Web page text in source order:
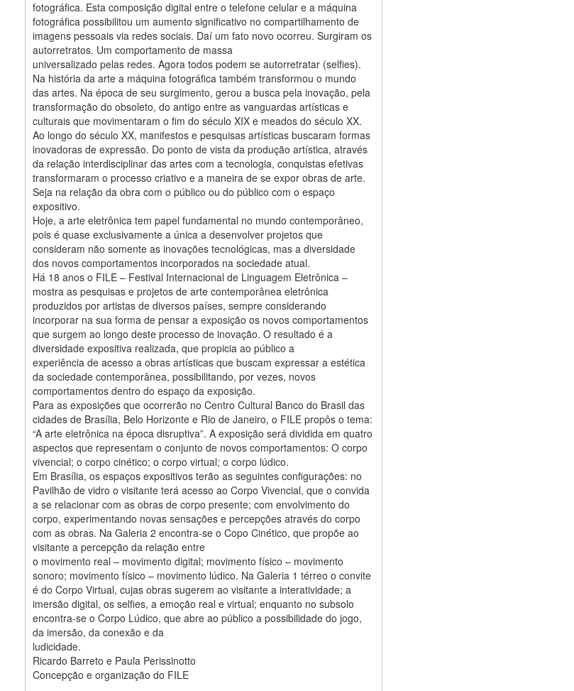
fotográfica. Esta composição digital entre o telefone celular e a máquina
fotográfica possibilitou um aumento significativo no compartilhamento de
imagens pessoais via redes sociais. Daí um fato novo ocorreu. Surgiram os
autorretratos. Um comportamento de massa
universalizado pelas redes. Agora todos podem se autorretratar (selfies).
Na história da arte a máquina fotográfica também transformou o mundo
das artes. Na época de seu surgimento, gerou a busca pela inovação, pela
transformação do obsoleto, do antigo entre as vanguardas artísticas e
culturais que movimentaram o fim do século XIX e meados do século XX.
Ao longo do século XX, manifestos e pesquisas artísticas buscaram formas
inovadoras de expressão. Do ponto de vista da produção artística, através
da relação interdisciplinar das artes com a tecnologia, conquistas efetivas
transformaram o processo criativo e a maneira de se expor obras de arte.
Seja na relação da obra com o público ou do público com o espaço
expositivo.
Hoje, a arte eletrônica tem papel fundamental no mundo contemporâneo,
pois é quase exclusivamente a única a desenvolver projetos que
consideram não somente as inovações tecnológicas, mas a diversidade
dos novos comportamentos incorporados na sociedade atual.
Há 18 anos o FILE – Festival Internacional de Linguagem Eletrônica –
mostra as pesquisas e projetos de arte contemporânea eletrônica
produzidos por artistas de diversos países, sempre considerando
incorporar na sua forma de pensar a exposição os novos comportamentos
que surgem ao longo deste processo de inovação. O resultado é a
diversidade expositiva realizada, que propicia ao público a
experiência de acesso a obras artísticas que buscam expressar a estética
da sociedade contemporânea, possibilitando, por vezes, novos
comportamentos dentro do espaço da exposição.
Para as exposições que ocorrerão no Centro Cultural Banco do Brasil das
cidades de Brasília, Belo Horizonte e Rio de Janeiro, o FILE propôs o tema:
“A arte eletrônica na época disruptiva”. A exposição será dividida em quatro
aspectos que representam o conjunto de novos comportamentos: O corpo
vivencial; o corpo cinético; o corpo virtual; o corpo lúdico.
Em Brasília, os espaços expositivos terão as seguintes configurações: no
Pavilhão de vidro o visitante terá acesso ao Corpo Vivencial, que o convida
a se relacionar com as obras de corpo presente; com envolvimento do
corpo, experimentando novas sensações e percepções através do corpo
com as obras. Na Galeria 2 encontra-se o Copo Cinético, que propõe ao
visitante a percepção da relação entre
o movimento real – movimento digital; movimento físico – movimento
sonoro; movimento físico – movimento lúdico. Na Galeria 1 térreo o convite
é do Corpo Virtual, cujas obras sugerem ao visitante a interatividade; a
imersão digital, os selfies, a emoção real e virtual; enquanto no subsolo
encontra-se o Corpo Lúdico, que abre ao público a possibilidade do jogo,
da imersão, da conexão e da
ludicidade.
Ricardo Barreto e Paula Perissinotto
Concepção e organização do FILE